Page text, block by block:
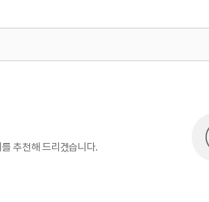
추천해 드리겠습니다.